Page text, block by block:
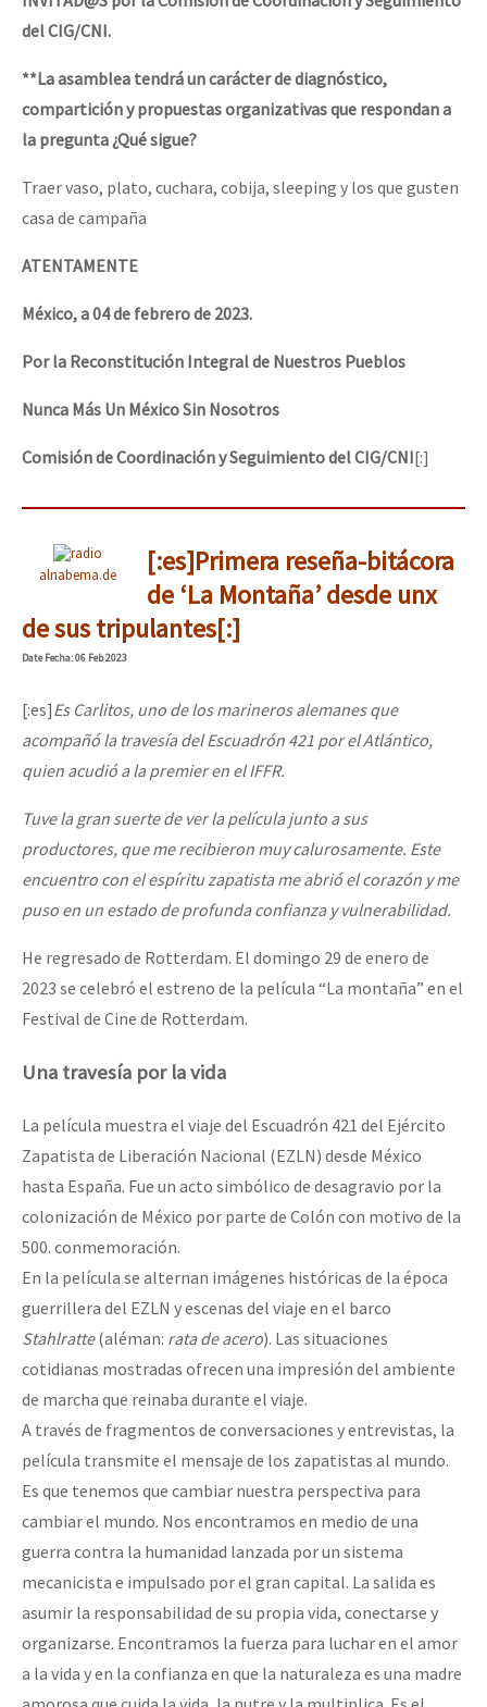
del CIG/CNI.
**La asamblea tendrá un carácter de diagnóstico,
compartición y propuestas organizativas que respondan a
la pregunta ¿Qué sigue?
Traer vaso, plato, cuchara, cobija, sleeping y los que gusten
casa de campaña
ATENTAMENTE
México, a 04 de febrero de 2023.
Por la Reconstitución Integral de Nuestros Pueblos
Nunca Más Un México Sin Nosotros
Comisión de Coordinación y Seguimiento del CIG/CNI[:]
alnabema.de
[:es]Primera reseña-bitácora
de ‘La Montaña’ desde unx
de sus tripulantes[:]
DateFecha: 06 Feb 2023
[:es]Es Carlitos, uno de los marineros alemanes que
acompañó la travesía del Escuadrón 421 por el Atlántico,
quien acudió a la premier en el IFFR.
Tuve la gran suerte de ver la película junto a sus
productores, que me recibieron muy calurosamente. Este
encuentro con el espíritu zapatista me abrió el corazón y me
puso en un estado de profunda confianza y vulnerabilidad.
He regresado de Rotterdam. El domingo 29 de enero de
2023 se celebró el estreno de la película “La montaña” en el
Festival de Cine de Rotterdam.
Una travesía por la vida
La película muestra el viaje del Escuadrón 421 del Ejército
Zapatista de Liberación Nacional (EZLN) desde México
hasta España. Fue un acto simbólico de desagravio por la
colonización de México por parte de Colón con motivo de la
500. conmemoración.
En la película se alternan imágenes históricas de la época
guerrillera del EZLN y escenas del viaje en el barco
Stahlratte(aléman: rata de acero). Las situaciones
cotidianas mostradas ofrecen una impresión del ambiente
de marcha que reinaba durante el viaje.
A través de fragmentos de conversaciones y entrevistas, la
película transmite el mensaje de los zapatistas al mundo.
Es que tenemos que cambiar nuestra perspectiva para
cambiar el mundo. Nos encontramos en medio de una
guerra contra la humanidad lanzada por un sistema
mecanicista e impulsado por el gran capital. La salida es
asumir la responsabilidad de su propia vida, conectarse y
organizarse. Encontramos la fuerza para luchar en el amor
a la vida y en la confianza en que la naturaleza es una madre